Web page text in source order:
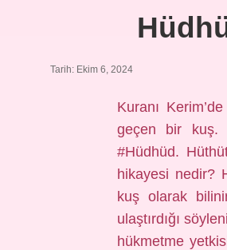
Tarih: Ekim 6, 2024
Kuranı
geçen bir kuş.
#Hüdhüd.
hikayesi nedir?
kuş olarak
ulaştırdığı
hükmetme